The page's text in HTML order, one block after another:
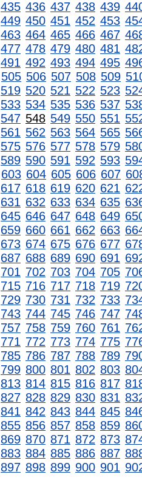
435 436 437 438 439
449 450 451 452 453
463 464 465 466 467
477 478 479 480 481
491 492 493 494 495
505 506 507 508 509
519 520 521 522 523
533 534 535 536 537
547 548 549 550 551
561 562 563 564 565
575 576 577 578 579
589 590 591 592 593
603 604 605 606 607
617 618 619 620 621
631 632 633 634 635
645 646 647 648 649
659 660 661 662 663
673 674 675 676 677
687 688 689 690 691
701 702 703 704 705
715 716 717 718 719
729 730 731 732 733
743 744 745 746 747
757 758 759 760 761
771 772 773 774 775
785 786 787 788 789
799 800 801 802 803
813 814 815 816 817
827 828 829 830 831
841 842 843 844 845
855 856 857 858 859
869 870 871 872 873
883 884 885 886 887
897 898 899 900 901